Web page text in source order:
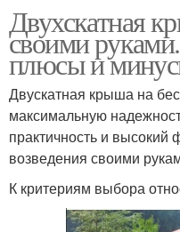
Двухскатная
своими
плюсы и
Двускатная крыша на
максимальную
практичность и высокий
возведения своими
К критериям выбора